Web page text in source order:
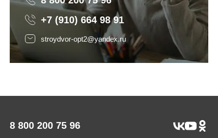
+7 (910) 664 98 91
stroydvor-opt2@yandex.ru
8 800 200 75 96